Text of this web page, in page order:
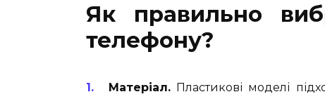
Як правильно
телефону?
Матеріал. Пластикові моделі